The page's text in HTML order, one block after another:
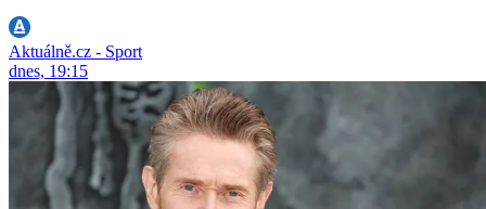
Aktuálně.cz - Sport
dnes, 19:15